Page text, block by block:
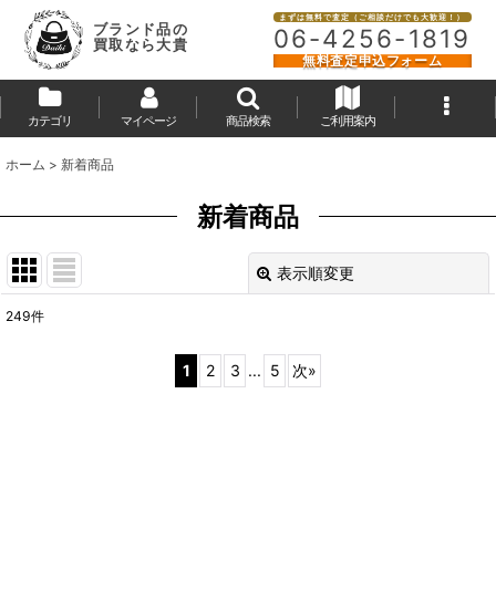
ブランド品の
買取なら大貴
まずは無料で査定（ご相談だけでも大歓迎！）
06-4256-1819
無料査定申込フォーム
カテゴリ マイページ 商品検索 ご利用案内
ホーム > 新着商品
新着商品
表示順変更
249件
1 2 3 ... 5 次»